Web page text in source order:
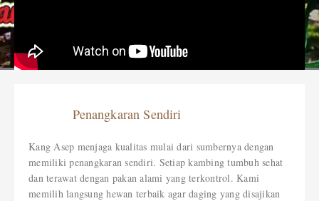
Penangkaran Sendiri
Kang Asep menjaga kualitas mulai dari sumbernya dengan
memiliki penangkaran sendiri. Setiap kambing tumbuh sehat
dan terawat dengan pakan alami yang terkontrol. Kami
memilih langsung hewan terbaik agar daging yang disajikan